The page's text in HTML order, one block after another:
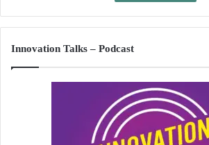
Innovation Talks – Podcast